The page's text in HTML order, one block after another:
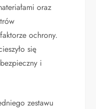
oraz
ochrony.
się
i
zestawu